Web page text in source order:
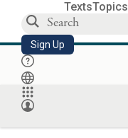
TextsTopics
Sign Up